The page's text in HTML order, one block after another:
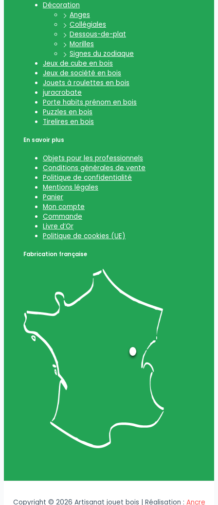
Décoration
Anges
Collégiales
Dessous-de-plat
Morilles
Signes du zodiaque
Jeux de cube en bois
Jeux de société en bois
Jouets à roulettes en bois
juracrobate
Porte habits prénom en bois
Puzzles en bois
Tirelires en bois
En savoir plus
Objets pour les professionnels
Conditions générales de vente
Politique de confidentialité
Mentions légales
Panier
Mon compte
Commande
Livre d’Or
Politique de cookies (UE)
Fabrication française
Copyright © 2026 Artisanat jouet bois | Réalisation : Ancre